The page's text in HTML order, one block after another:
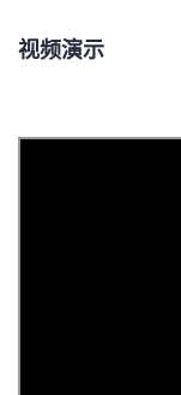
客
论
的
我
视频演示